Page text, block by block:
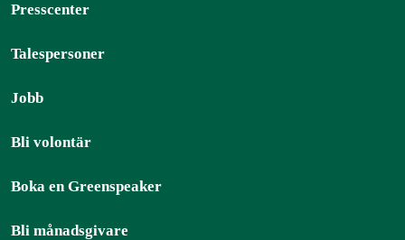
Presscenter
Talespersoner
Jobb
Bli volontär
Boka en Greenspeaker
Bli månadsgivare